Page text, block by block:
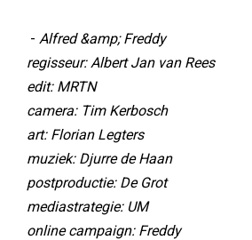
- Alfred &amp; Freddy
regisseur: Albert Jan van Rees
edit: MRTN
camera: Tim Kerbosch
art: Florian Legters
muziek: Djurre de Haan
postproductie: De Grot
mediastrategie: UM
online campaign: Freddy